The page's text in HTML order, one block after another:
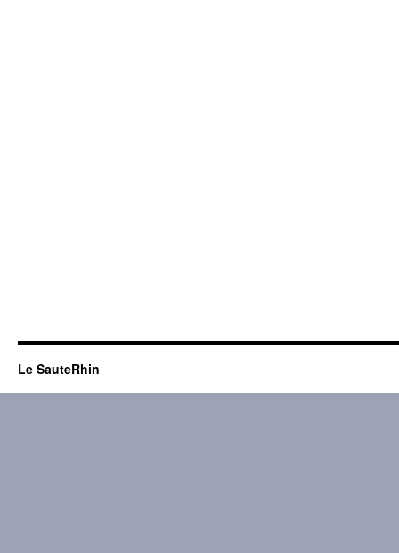
Le SauteRhin